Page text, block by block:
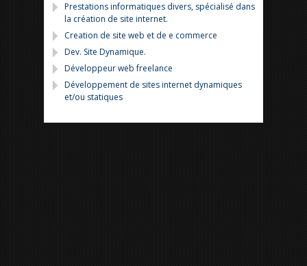
Prestations informatiques divers, spécialisé dans
la création de site internet.
Creation de site web et de e commerce
Dev. Site Dynamique.
Développeur web freelance
Développement de sites internet dynamiques
et/ou statiques